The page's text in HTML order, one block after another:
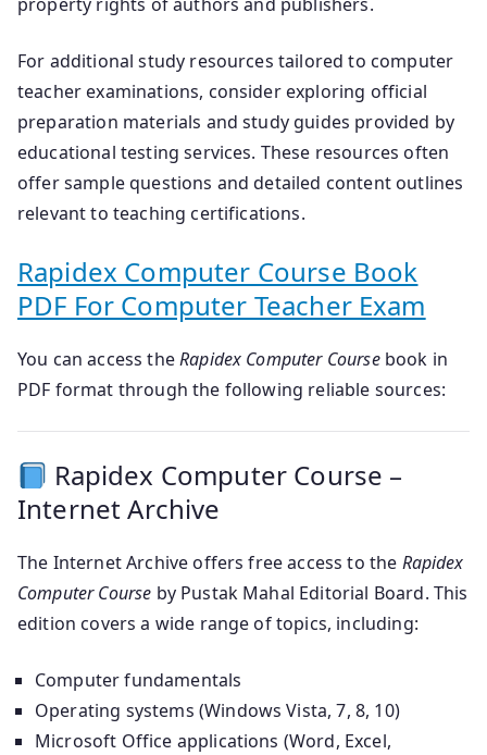
For additional study resources tailored to computer
teacher examinations, consider exploring official
preparation materials and study guides provided by
educational testing services. These resources often
offer sample questions and detailed content outlines
relevant to teaching certifications.
Rapidex Computer Course Book
PDF For Computer Teacher Exam
You can access theRapidex Computer Coursebook in
PDF format through the following reliable sources:
Rapidex Computer Course –
Internet Archive
The Internet Archive offers free access to the Rapidex
Computer Course by Pustak Mahal Editorial Board. This
edition covers a wide range of topics, including:
Computer fundamentals
Operating systems (Windows Vista, 7, 8, 10)
Microsoft Office applications (Word, Excel,